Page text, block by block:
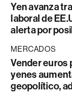
Yen avanza
laboral de
alerta por
MERCADOS
Vender euros
yenes
geopolítico,